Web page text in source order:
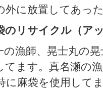
外に放置してあっ
のリサイクル（ア
の漁師、晃士丸の
てます。真名瀬の
に麻袋を使用して